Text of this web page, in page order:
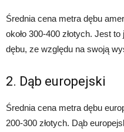
Średnia cena metra dębu
około 300-400 złotych. Jest
dębu, ze względu na swoją
2. Dąb europejski
Średnia cena metra dębu
200-300 złotych. Dąb